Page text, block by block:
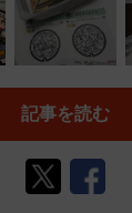
記事を読む